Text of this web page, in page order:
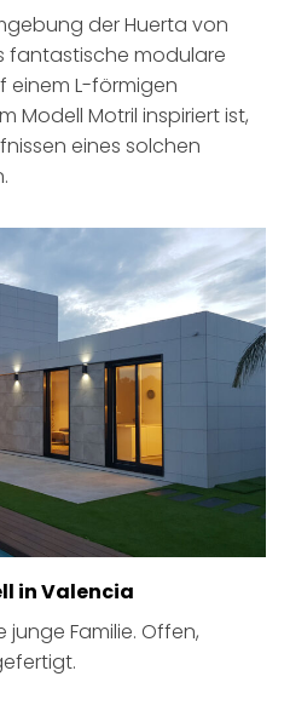
der Huerta von
fantastische modulare
einem L-förmigen
Modell Motril inspiriert ist,
eines solchen
in Valencia
junge Familie. Offen,